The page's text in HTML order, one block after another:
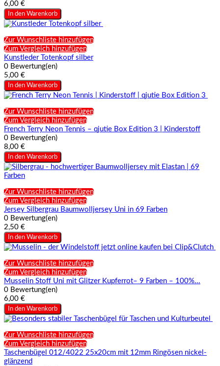
6,00 €
In den Warenkorb
Zur Wunschliste hinzufügen
Zum Vergleich hinzufügen
Kunstleder Totenkopf silber
0 Bewertung(en)
5,00 €
In den Warenkorb
Zur Wunschliste hinzufügen
Zum Vergleich hinzufügen
French Terry Neon Tennis – qjutie Box Edition 3 | Kinderstoff
0 Bewertung(en)
8,00 €
In den Warenkorb
Zur Wunschliste hinzufügen
Zum Vergleich hinzufügen
Jersey Silbergrau Baumwolljersey Uni in 69 Farben
0 Bewertung(en)
2,50 €
In den Warenkorb
Zur Wunschliste hinzufügen
Zum Vergleich hinzufügen
Musselin Stoff Uni mit Glitzer Kupferrot– 9 Farben – 100%...
0 Bewertung(en)
6,00 €
In den Warenkorb
Zur Wunschliste hinzufügen
Zum Vergleich hinzufügen
Taschenbügel 012/4022 25x20cm mit 12mm Ringösen nickel-
glänzend